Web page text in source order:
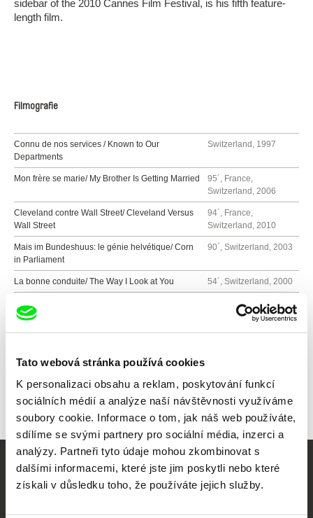
Tato webová stránka používá cookies
K personalizaci obsahu a reklam, poskytování funkcí
sociálních médií a analýze naší návštěvnosti využíváme
soubory cookie. Informace o tom, jak náš web používáte,
sdílíme se svými partnery pro sociální média, inzerci a
analýzy. Partneři tyto údaje mohou zkombinovat s
dalšími informacemi, které jste jim poskytli nebo které
získali v důsledku toho, že používáte jejich služby.
sidebar of the 2010 Cannes Film Festival, is his fifth feature-
length film.
Filmografie
Connu de nos services / Known to Our
Departments
Switzerland, 1997
Mon frère se marie/ My Brother Is Getting Married
95´, France,
Switzerland, 2006
Cleveland contre Wall Street/ Cleveland Versus
Wall Street
94´, France,
Switzerland, 2010
Mais im Bundeshuus: le génie helvétique/ Corn
in Parliament
90´, Switzerland, 2003
La bonne conduite/ The Way I Look at You 54´, Switzerland, 2000
Vaše online